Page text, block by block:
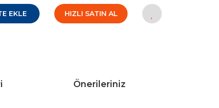
EKLE HIZLI SATIN AL
Önerileriniz